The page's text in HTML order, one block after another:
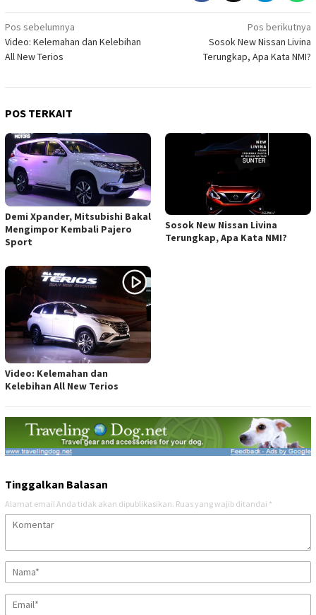
Navigasi
pos
Pos sebelumnya
Video: Kelemahan dan Kelebihan
All New Terios
Pos berikutnya
Sosok New Nissan Livina
Terungkap, Apa Kata NMI?
POS TERKAIT
Demi Xpander, Mitsubishi Bakal
Mengimpor Kembali Pajero
Sport
Sosok New Nissan Livina
Terungkap, Apa Kata NMI?
Video: Kelemahan dan
Kelebihan All New Terios
Tinggalkan Balasan
Alamat email Anda tidak akan dipublikasikan. Ruas yang wajib ditandai *